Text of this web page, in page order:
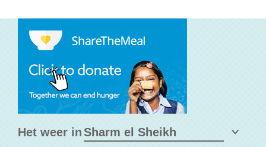
Het weer in